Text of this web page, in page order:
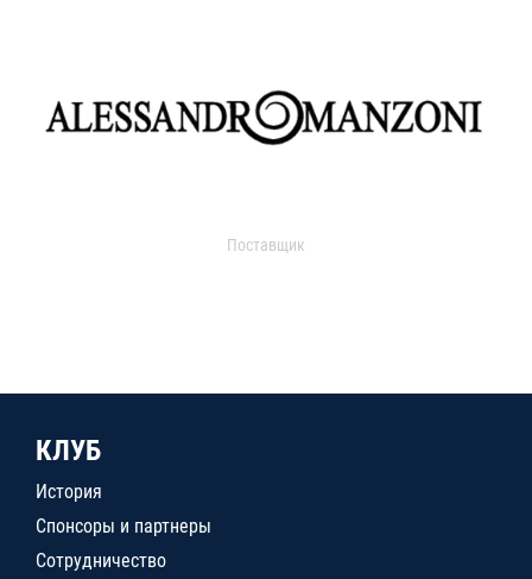
Поставщик
КЛУБ
История
Спонсоры и партнеры
Сотрудничество